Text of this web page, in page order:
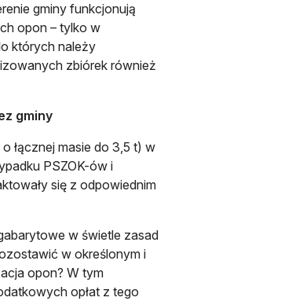
gminy funkcjonują
opon – tylko w
których należy
zbiórek również
gminy
łącznej masie do 3,5 t) w
PSZOK-ów i
się z odpowiednim
w świetle zasad
w określonym i
opon? W tym
opłat z tego